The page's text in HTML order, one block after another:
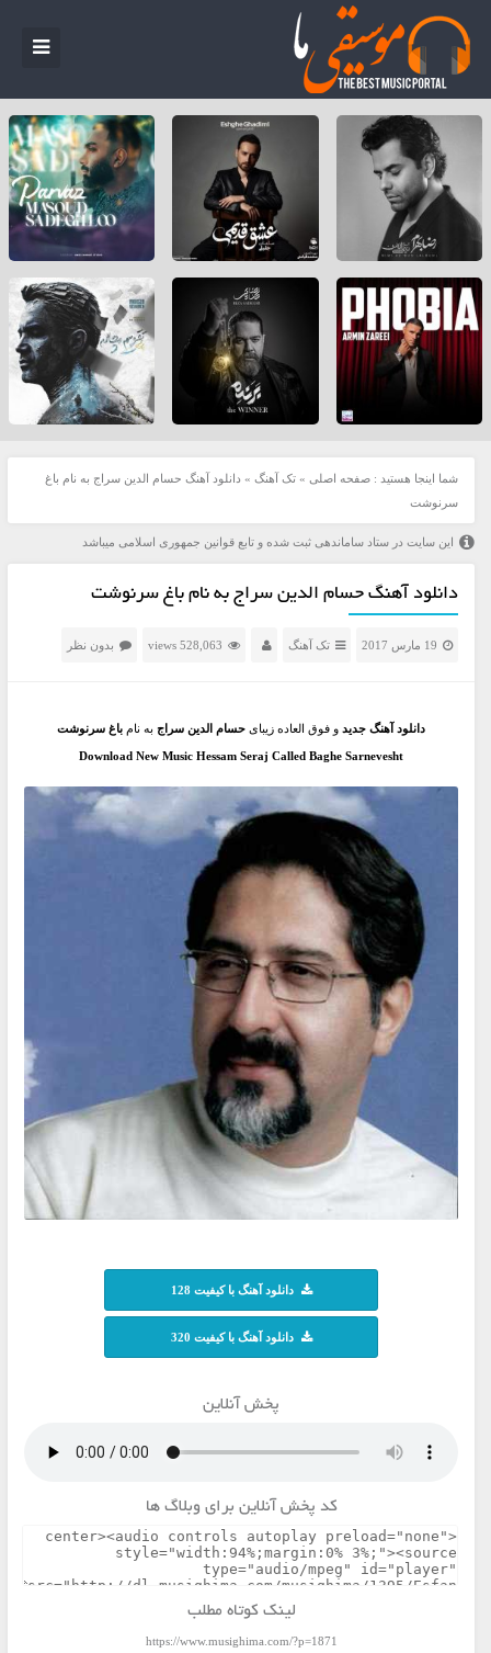
شما اینجا هستید : صفحه اصلی » تک آهنگ » دانلود آهنگ حسام الدین سراج به نام باغ
سرنوشت
این سایت در ستاد ساماندهی ثبت شده و تابع قوانین جمهوری اسلامی میباشد
دانلود آهنگ حسام الدین سراج به نام باغ سرنوشت
19 مارس 2017 تک آهنگ 528,063 views بدون نظر
دانلود آهنگ جدید و فوق العاده زیبای حسام الدین سراجبه نام باغ سرنوشت
Download New Music Hessam Seraj Called Baghe Sarnevesht
دانلود آهنگ با کیفیت 128
دانلود آهنگ با کیفیت 320
پخش آنلاین
کد پخش آنلاین برای وبلاگ ها
لینک کوتاه مطلب
https://www.musighima.com/?p=1871